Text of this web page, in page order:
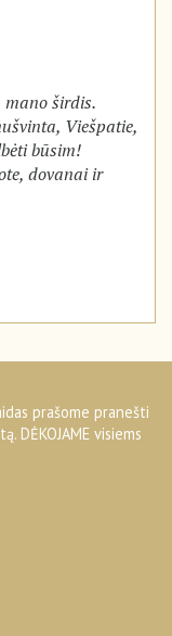
mano širdis.
Viešpatie,
būsim!
dovanai ir
prašome pranešti
DĖKOJAME visiems